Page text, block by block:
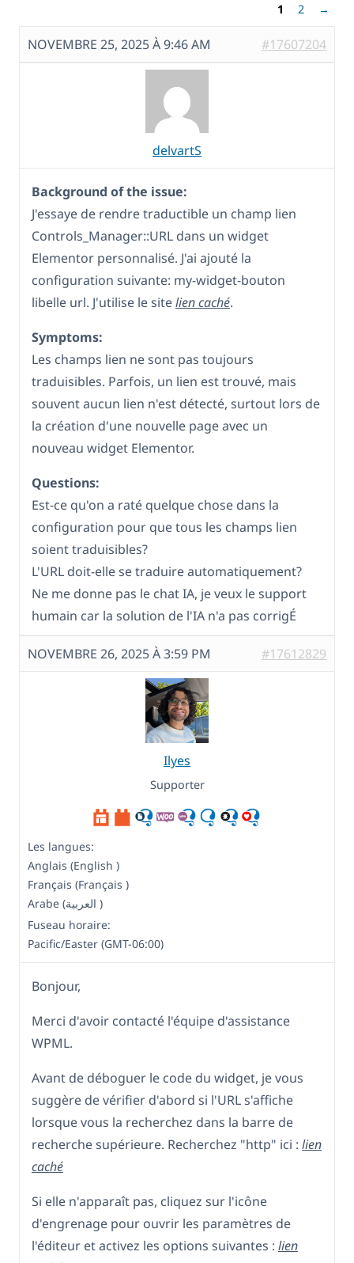
1
2 →
NOVEMBRE 25, 2025 À 9:46 AM #17607204
delvartS
Background of the issue:
J'essaye de rendre traductible un champ lien
Controls_Manager::URL dans un widget
Elementor personnalisé. J'ai ajouté la
configuration suivante: my-widget-bouton
libelle url. J'utilise le sitelien caché.
Symptoms:
Les champs lien ne sont pas toujours
traduisibles. Parfois, un lien est trouvé, mais
souvent aucun lien n'est détecté, surtout lors de
la création d'une nouvelle page avec un
nouveau widget Elementor.
Questions:
Est-ce qu'on a raté quelque chose dans la
configuration pour que tous les champs lien
soient traduisibles?
L'URL doit-elle se traduire automatiquement?
Ne me donne pas le chat IA, je veux le support
humain car la solution de l'IA n'a pas corrigÉ
NOVEMBRE 26, 2025 À 3:59 PM #17612829
Ilyes
Supporter
Les langues:
Anglais (English )
Français (Français )
Arabe (العربية )
Fuseau horaire:
Pacific/Easter (GMT-06:00)
Bonjour,
Merci d'avoir contacté l'équipe d'assistance
WPML.
Avant de déboguer le code du widget, je vous
suggère de vérifier d'abord si l'URL s'affiche
lorsque vous la recherchez dans la barre de
recherche supérieure. Recherchez "http" ici : lien
caché
Si elle n'apparaît pas, cliquez sur l'icône
d'engrenage pour ouvrir les paramètres de
l'éditeur et activez les options suivantes : lien